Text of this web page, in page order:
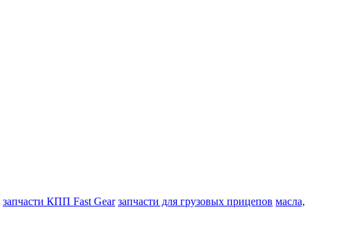
запчасти КПП Fast Gear запчасти для грузовых прицепов масла,